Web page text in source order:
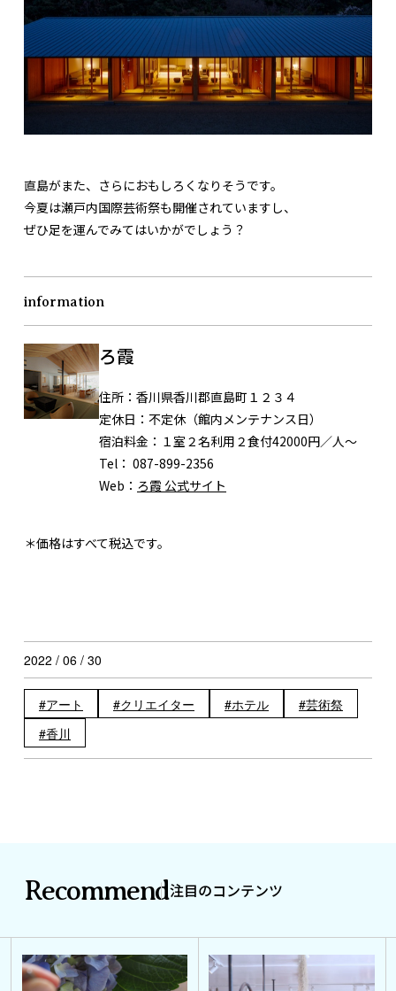
直島がまた、さらにおもしろくなりそうです。
今夏は瀬戸内国際芸術祭も開催されていますし、
ぜひ足を運んでみてはいかがでしょう？
information
ろ霞
住所： 香川県香川郡直島町１２３４
定休日： 不定休（館内メンテナンス日）
宿泊料金： １室２名利用２食付42000円／人〜
Tel： 087-899-2356
Web： ろ霞 公式サイト
＊価格はすべて税込です。
2022 / 06 / 30
アート クリエイター ホテル
芸術祭
香川
Recommend注目のコンテンツ